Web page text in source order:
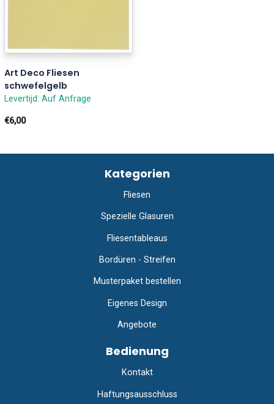
Art Deco Fliesen
schwefelgelb
Levertijd: Auf Anfrage
€6,00
Kategorien
Fliesen
Spezielle Glasuren
Fliesentableaus
Bordüren - Streifen
Musterpaket bestellen
Eigenes Design
Angebote
Bedienung
Kontakt
Haftungsausschluss